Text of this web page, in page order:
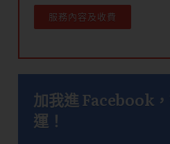
服務內容及收費
加我進 Facebook
運！